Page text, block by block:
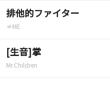
排他的ファイター
≠ME
[生音]掌
Mr.Children